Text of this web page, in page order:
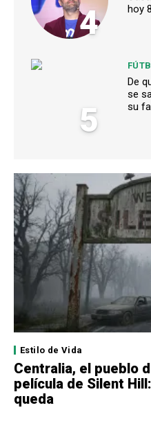
4
hoy
5
De
se
su
Estilo de Vida
Centralia, el pueblo
película de Silent
queda